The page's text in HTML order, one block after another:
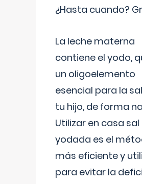
¿Hasta cuando?
La leche materna
contiene el yodo,
un oligoelemento
esencial para la
tu hijo, de forma
Utilizar en casa sal
yodada es el
más eficiente y
para evitar la